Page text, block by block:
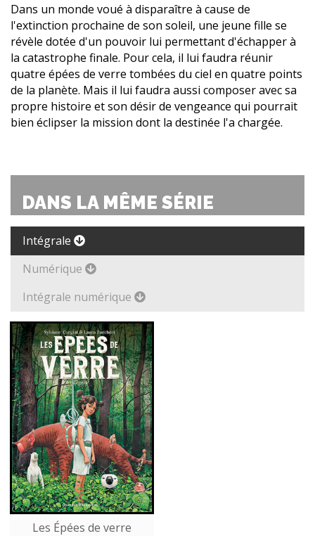
Dans un monde voué à disparaître à cause de
l'extinction prochaine de son soleil, une jeune fille se
révèle dotée d'un pouvoir lui permettant d'échapper à
la catastrophe finale. Pour cela, il lui faudra réunir
quatre épées de verre tombées du ciel en quatre points
de la planète. Mais il lui faudra aussi composer avec sa
propre histoire et son désir de vengeance qui pourrait
bien éclipser la mission dont la destinée l'a chargée.
DANS LA MÊME SÉRIE
Intégrale
Numérique
Intégrale numérique
Les Épées de verre